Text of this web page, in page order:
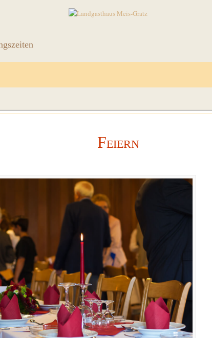
Feiern